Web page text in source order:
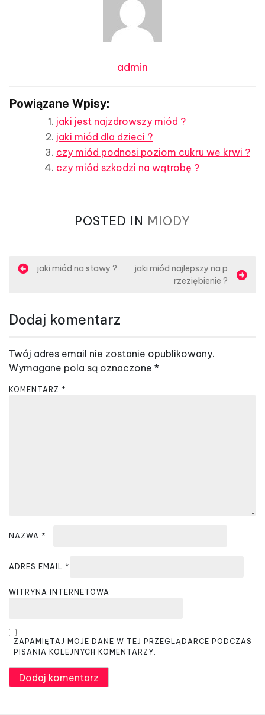
admin
Powiązane Wpisy:
jaki jest najzdrowszy miód ?
jaki miód dla dzieci ?
czy miód podnosi poziom cukru we krwi ?
czy miód szkodzi na wątrobę ?
POSTED IN MIODY
N
i
a
c
j
jaki miód na stawy ?
jaki miód najlepszy na p
rzeziębienie ?
Dodaj komentarz
Twój adres email nie zostanie opublikowany.
Wymagane pola są oznaczone *
KOMENTARZ *
NAZWA *
ADRES EMAIL *
WITRYNA INTERNETOWA
ZAPAMIĘTAJ MOJE DANE W TEJ PRZEGLĄDARCE PODCZAS
PISANIA KOLEJNYCH KOMENTARZY.